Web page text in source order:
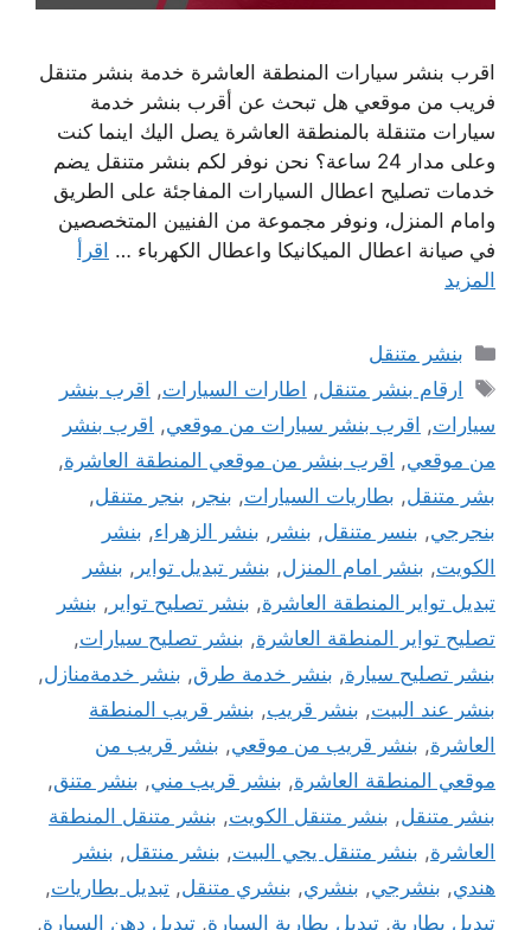
اقرب بنشر سيارات المنطقة العاشرة خدمة بنشر متنقل
فريب من موقعي هل تبحث عن أقرب بنشر خدمة
سيارات متنقلة بالمنطقة العاشرة يصل اليك اينما كنت
وعلى مدار 24 ساعة؟ نحن نوفر لكم بنشر متنقل يضم
خدمات تصليح اعطال السيارات المفاجئة على الطريق
وامام المنزل، ونوفر مجموعة من الفنيين المتخصصين
في صيانة اعطال الميكانيكا واعطال الكهرباء … اقرأ
المزيد
التصنيفات
بنشر متنقل
الوسوم
ارقام بنشر متنقل, اطارات السيارات, اقرب بنشر
سيارات, اقرب بنشر سيارات من موقعي, اقرب بنشر
من موقعي, اقرب بنشر من موقعي المنطقة العاشرة,
بشر متنقل, بطاريات السيارات, بنجر , بنجر متنقل,
بنجرجي, بنسر متنقل, بنشر , بنشر الزهراء, بنشر
الكويت, بنشر امام المنزل, بنشر تبديل تواير , بنشر
تبديل تواير المنطقة العاشرة, بنشر تصليح تواير , بنشر
تصليح تواير المنطقة العاشرة, بنشر تصليح سيارات,
بنشر تصليح سيارة, بنشر خدمة طرق, بنشر خدمةمنازل,
بنشر عند البيت, بنشر قريب, بنشر قريب المنطقة
العاشرة, بنشر قريب من موقعي, بنشر قريب من
موقعي المنطقة العاشرة, بنشر قريب مني, بنشر متنق,
بنشر متنقل, بنشر متنقل الكويت, بنشر متنقل المنطقة
العاشرة, بنشر متنقل يجي البيت, بنشر منتقل, بنشر
هندي, بنشرجي, بنشري, بنشري متنقل, تبديل بطاريات,
تبديل بطارية, تبديل بطارية السيارة, تبديل دهن السيارة,